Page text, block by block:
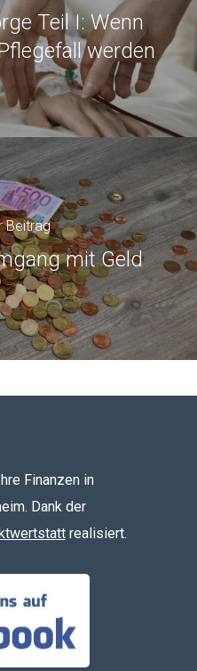
Teil I: Wenn
werden
Beitrag
mit Geld
Finanzen in
Dank der
realisiert.